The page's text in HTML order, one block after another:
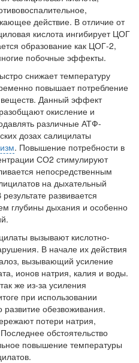
действие. В отличие от
кислота ингибирует ЦОГ
образование как ЦОГ-2,
побочные эффекты.
снижает температуру
повышает потребление
Данный эффект
окисление и
различные АТФ-
дозах салицилаты
. Повышение потребности в
СО2 стимулируют
непосредственным
на дыхательный
развивается
глубины дыхания и особенно
вызывают кислотно-
В начале их действия
вызывающий усиление
ионов натрия, калия и воды.
же из-за усиления
при использовании
обезвоживания.
потери натрия,
обстоятельство
повышение температуры